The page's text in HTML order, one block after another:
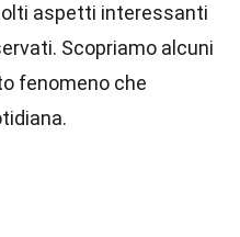
aspetti interessanti
Scopriamo alcuni
fenomeno che